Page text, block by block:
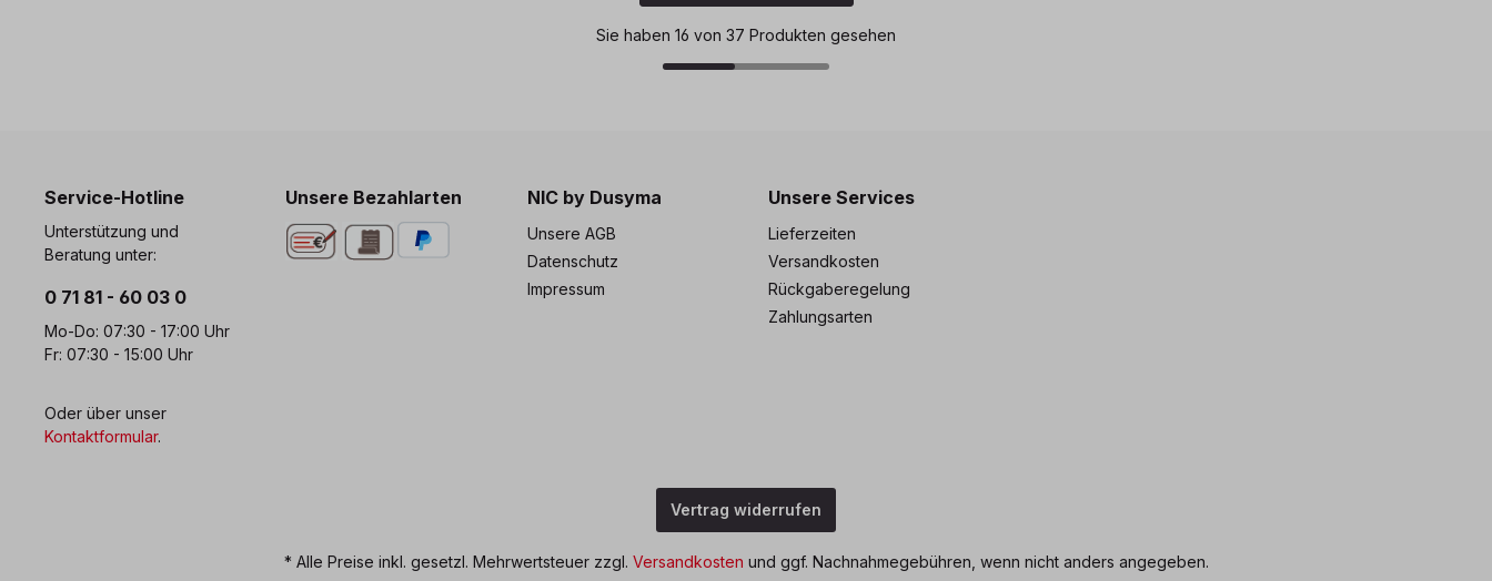
Sie haben 16 von 37 Produkten gesehen
Service-Hotline
Unterstützung und
Beratung unter:
0 71 81 - 60 03 0
Mo-Do: 07:30 - 17:00 Uhr
Fr: 07:30 - 15:00 Uhr
Oder über unser
Kontaktformular.
Unsere Bezahlarten NIC by Dusyma
Unsere AGB
Datenschutz
Impressum
Unsere Services
Lieferzeiten
Versandkosten
Rückgaberegelung
Zahlungsarten
Vertrag widerrufen
* Alle Preise inkl. gesetzl. Mehrwertsteuer zzgl. Versandkosten und ggf. Nachnahmegebühren, wenn nicht anders angegeben.